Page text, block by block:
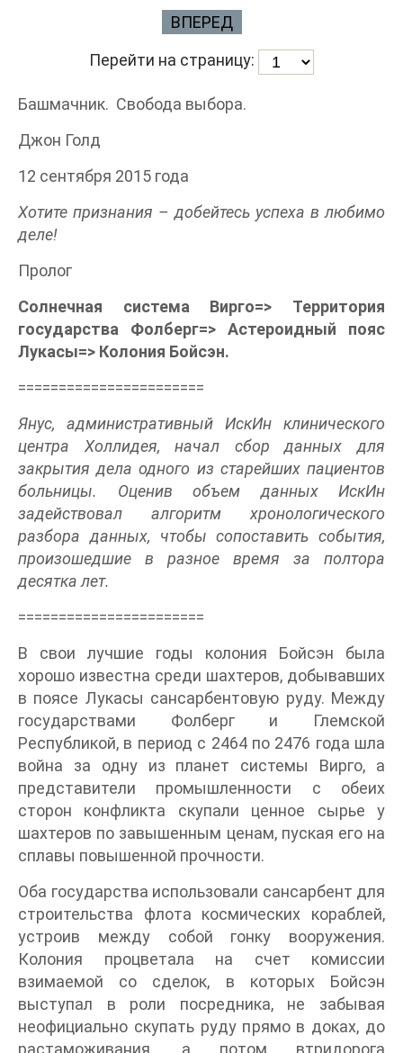
ВПЕРЕД
Перейти на страницу:
Башмачник. Свобода выбора.
Джон Голд
12 сентября 2015 года
Хотите признания – добейтесь успеха в любимо
деле!
Пролог
Солнечная система Вирго=> Территория
государства Фолберг=> Астероидный пояс
Лукасы=> Колония Бойсэн.
=======================
Янус, административный ИскИн клинического
центра Холлидея, начал сбор данных для
закрытия дела одного из старейших пациентов
больницы. Оценив объем данных ИскИн
задействовал алгоритм хронологического
разбора данных, чтобы сопоставить события,
произошедшие в разное время за полтора
десятка лет.
=======================
В свои лучшие годы колония Бойсэн была
хорошо известна среди шахтеров, добывавших
в поясе Лукасы сансарбентовую руду. Между
государствами Фолберг и Глемской
Республикой, в период с 2464 по 2476 года шла
война за одну из планет системы Вирго, а
представители промышленности с обеих
сторон конфликта скупали ценное сырье у
шахтеров по завышенным ценам, пуская его на
сплавы повышенной прочности.
Оба государства использовали сансарбент для
строительства флота космических кораблей,
устроив между собой гонку вооружения.
Колония процветала на счет комиссии
взимаемой со сделок, в которых Бойсэн
выступал в роли посредника, не забывая
неофициально скупать руду прямо в доках, до
растаможивания, а потом втридорога